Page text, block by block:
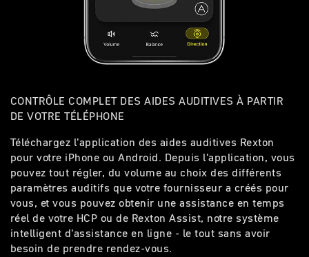
CONTRÔLE COMPLET DES AIDES AUDITIVES À PARTIR
DE VOTRE TÉLÉPHONE
Téléchargez l'application des aides auditives Rexton
pour votre iPhone ou Android. Depuis l'application, vous
pouvez tout régler, du volume au choix des différents
paramètres auditifs que votre fournisseur a créés pour
vous, et vous pouvez obtenir une assistance en temps
réel de votre HCP ou de Rexton Assist, notre système
intelligent d'assistance en ligne - le tout sans avoir
besoin de prendre rendez-vous.